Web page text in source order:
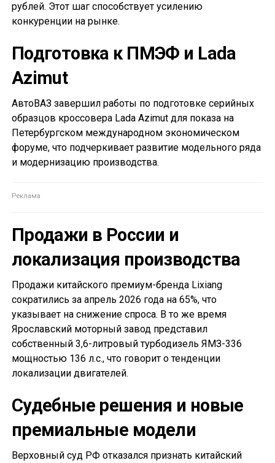
рублей. Этот шаг способствует усилению
конкуренции на рынке.
Подготовка к ПМЭФ и Lada
Azimut
АвтоВАЗ завершил работы по подготовке серийных
образцов кроссовера Lada Azimut для показа на
Петербургском международном экономическом
форуме, что подчеркивает развитие модельного ряда
и модернизацию производства.
Продажи в России и
локализация производства
Продажи китайского премиум-бренда Lixiang
сократились за апрель 2026 года на 65%, что
указывает на снижение спроса. В то же время
Ярославский моторный завод представил
собственный 3,6-литровый турбодизель ЯМЗ-336
мощностью 136 л.с., что говорит о тенденции
локализации двигателей.
Судебные решения и новые
премиальные модели
Верховный суд РФ отказался признать китайский